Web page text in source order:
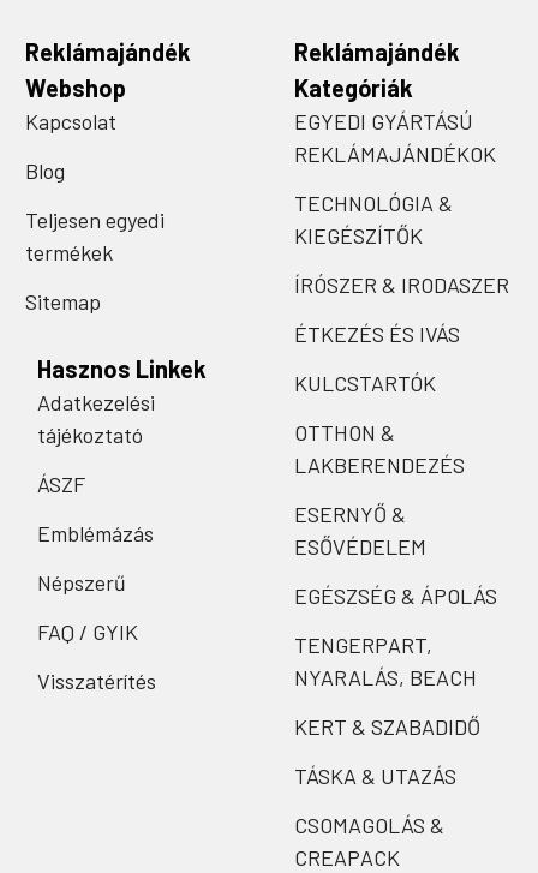
Reklámajándék
Webshop
Kapcsolat
Blog
Teljesen egyedi
termékek
Sitemap
Hasznos Linkek
Adatkezelési
tájékoztató
ÁSZF
Emblémázás
Népszerű
FAQ / GYIK
Visszatérítés
Reklámajándék
Kategóriák
EGYEDI GYÁRTÁSÚ
REKLÁMAJÁNDÉKOK
TECHNOLÓGIA &
KIEGÉSZÍTŐK
ÍRÓSZER & IRODASZER
ÉTKEZÉS ÉS IVÁS
KULCSTARTÓK
OTTHON &
LAKBERENDEZÉS
ESERNYŐ &
ESŐVÉDELEM
EGÉSZSÉG & ÁPOLÁS
TENGERPART,
NYARALÁS, BEACH
KERT & SZABADIDŐ
TÁSKA & UTAZÁS
CSOMAGOLÁS &
CREAPACK